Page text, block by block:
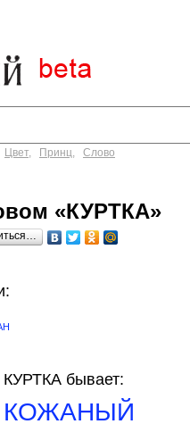
Цвет, Принц, Слово
«КУРТКА»
КУРТКА бывает:
КОЖАНЫЙ